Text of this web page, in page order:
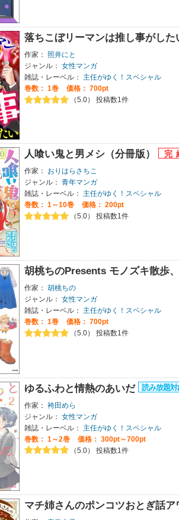
落ちこぼリーマンは推し事がした
作家：
照井にと
ジャンル： 女性マンガ
雑誌・レーベル：
主任がゆく！スペシャル
巻数： 1巻
価格： 700pt
（5.0） 投稿数1件
人喰い鬼と男メシ（分冊版）
作家：
おりはらさちこ
ジャンル： 青年マンガ
雑誌・レーベル：
主任がゆく！スペシャル
巻数： 1～10巻
価格： 200pt
（5.0） 投稿数1件
胡桃ちのPresents モノズキ散歩
作家： 胡桃ちの
ジャンル： 女性マンガ
雑誌・レーベル：
主任がゆく！スペシャル
巻数： 1巻
価格： 700pt
（5.0） 投稿数1件
ゆるふわと情熱のあいだ
作家： 袴田めら
ジャンル： 女性マンガ
雑誌・レーベル：
主任がゆく！スペシャル
巻数： 1～2巻
価格： 300pt～700pt
（5.0） 投稿数1件
マチ姉さんのポンコツおとぎ話ア